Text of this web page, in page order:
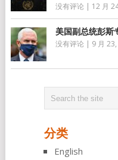
没有评论 | 12 月
美国副总统彭斯
没有评论 | 9 月
分类
English